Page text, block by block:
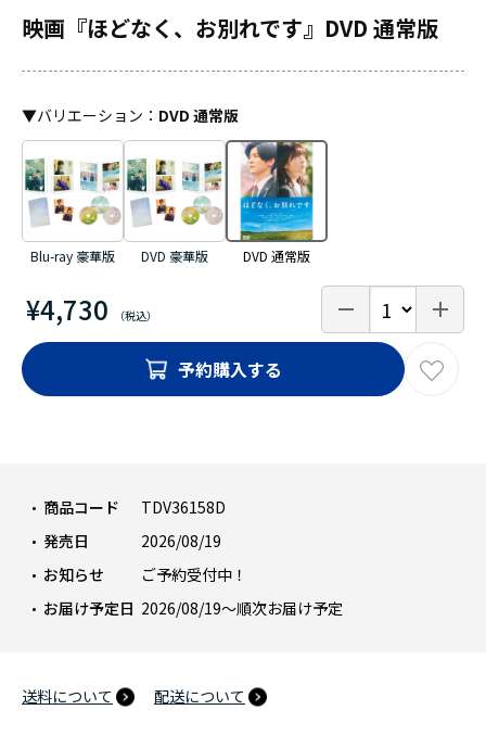
映画『ほどなく、お別れです』DVD 通常版
¥4,730
商品コード
TDV36158D
発売日
2026/08/19
お知らせ
ご予約受付中！
お届け予定日 2026/08/19～順次お届け予定
送料について 配送について
▼バリエーション ： DVD 通常版
Blu-ray 豪華版 DVD 豪華版 DVD 通常版
予約購入する